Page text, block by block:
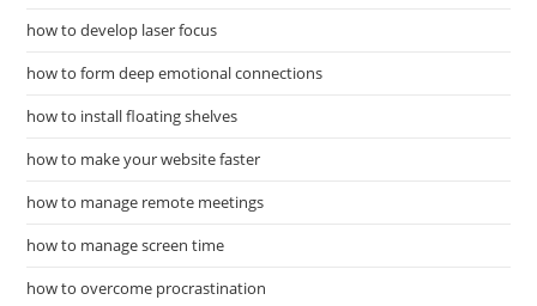
how to develop laser focus
how to form deep emotional connections
how to install floating shelves
how to make your website faster
how to manage remote meetings
how to manage screen time
how to overcome procrastination